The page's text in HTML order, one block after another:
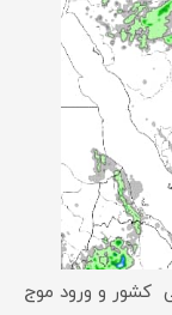
کشور و ورود موج